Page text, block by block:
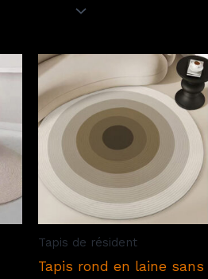
Tapis de résident
Tapis rond en laine sans